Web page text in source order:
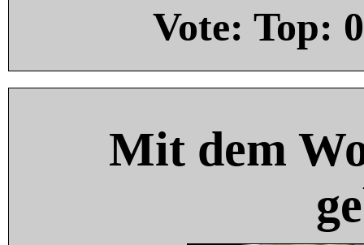
Vote: Top: 0
Mit dem